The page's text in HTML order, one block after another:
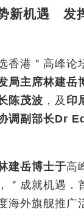
新机遇 发
香港＂高峰论
局主席林建岳
陈茂波 ，及 印
调副部长Dr
建岳博士于高
＂成就机遇．
海外旗舰推广